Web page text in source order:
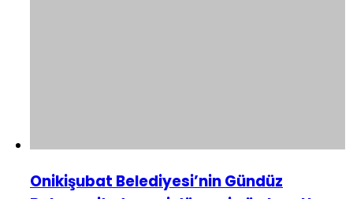
Onikişubat Belediyesi’nin Gündüz